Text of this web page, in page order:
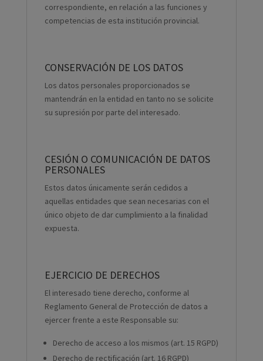
correspondiente, en relación a las funciones y
competencias de esta institución provincial.
CONSERVACIÓN DE LOS DATOS
Los datos personales proporcionados se
mantendrán en la entidad en tanto no se solicite
su supresión por parte del interesado.
CESIÓN O COMUNICACIÓN DE DATOS
PERSONALES
Estos datos únicamente serán cedidos a
aquellas entidades que sean necesarias con el
único objeto de dar cumplimiento a la finalidad
expuesta.
EJERCICIO DE DERECHOS
El interesado tiene derecho, conforme al
Reglamento General de Protección de datos a
ejercer frente a este Responsable su:
Derecho de acceso a los mismos (art. 15 RGPD)
Derecho de rectificación (art. 16 RGPD)